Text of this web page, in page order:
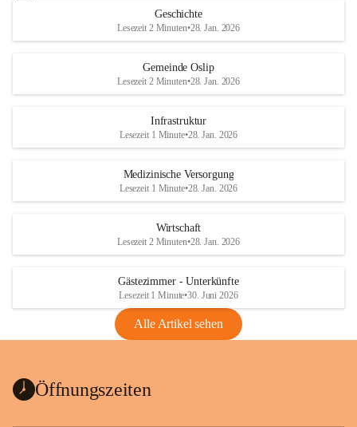
Geschichte
Lesezeit 2 Minuten•28. Jan. 2026
Gemeinde Oslip
Lesezeit 2 Minuten•28. Jan. 2026
Infrastruktur
Lesezeit 1 Minute•28. Jan. 2026
Medizinische Versorgung
Lesezeit 1 Minute•28. Jan. 2026
Wirtschaft
Lesezeit 2 Minuten•28. Jan. 2026
Gästezimmer - Unterkünfte
Lesezeit 1 Minute•30. Juni 2026
Alle Artikel sehen
Öffnungszeiten